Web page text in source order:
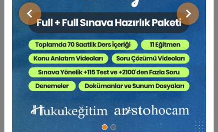
Önceki Sonraki
Sosyal Güvenlik Hukuku - V. İş Hukuku Kongresi -
IV. Oturum Video Kaydı
360 TL Sepete Ekle